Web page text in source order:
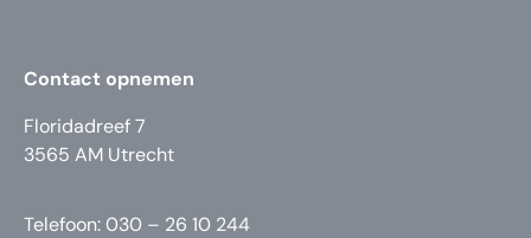
Contact opnemen
Floridadreef 7
3565 AM Utrecht
Telefoon: 030 – 26 10 244